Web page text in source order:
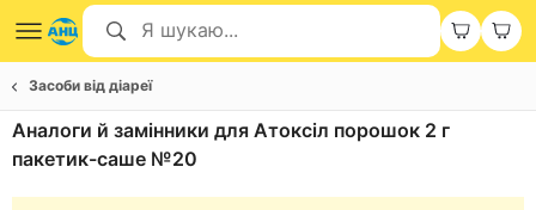
Засоби від діареї
Аналоги й замінники для Атоксіл порошок 2 г
пакетик-саше №20